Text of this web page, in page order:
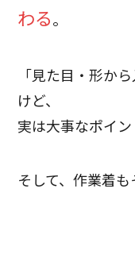
わる。
「見た目・形か
けど、
実は大事なポイン
そして、作業着も